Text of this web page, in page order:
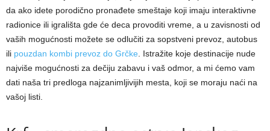
da ako idete porodično pronađete smeštaje koji imaju interaktivne
radionice ili igrališta gde će deca provoditi vreme, a u zavisnosti od
vaših mogućnosti možete se odlučiti za sopstveni prevoz, autobus
ili pouzdan kombi prevoz do Grčke . Istražite koje destinacije nude
najviše mogućnosti za dečiju zabavu i vaš odmor, a mi ćemo vam
dati naša tri predloga najzanimljivijih mesta, koji se moraju naći na
vašoj listi.